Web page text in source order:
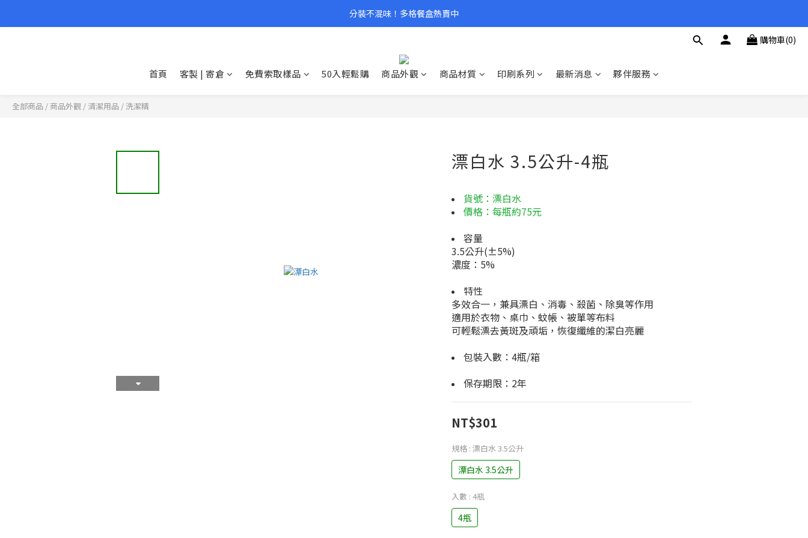
分裝不混味！多格餐盒熱賣中
購物車(0)
首頁 客製 | 寄倉 免費索取樣品 50入輕鬆購 商品外觀 商品材質 印刷系列 最新消息 夥伴服務
全部商品 / 商品外觀 / 清潔用品 /洗潔精
漂白水 3.5公升-4瓶
貨號：漂白水
價格：每瓶約75元
容量
3.5公升(±5%)
濃度：5%
特性
多效合一，兼具漂白、消毒、殺菌、除臭等作用
適用於衣物、桌巾、蚊帳、被單等布料
可輕鬆漂去黃斑及頑垢，恢復纖維的潔白亮麗
包裝入數：4瓶/箱
保存期限：2年
NT$301
規格 : 漂白水 3.5公升
漂白水 3.5公升
入數 : 4瓶
4瓶